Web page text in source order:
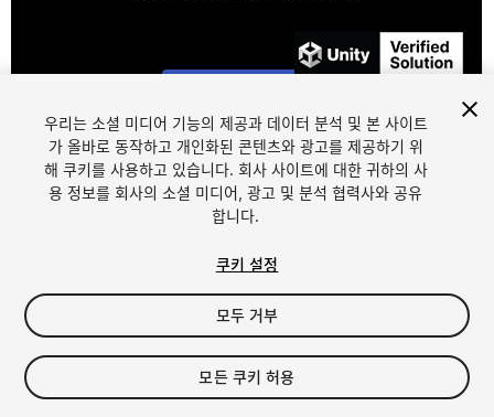
1/8
FREE
in the past week
우리는 소셜 미디어 기능의 제공과 데이터 분석 및 본 사이트
가 올바로 동작하고 개인화된 콘텐츠와 광고를 제공하기 위
해 쿠키를 사용하고 있습니다. 회사 사이트에 대한 귀하의 사
용 정보를 회사의 소셜 미디어, 광고 및 분석 협력사와 공유
합니다.
쿠키 설정
모두 거부
모든 쿠키 허용